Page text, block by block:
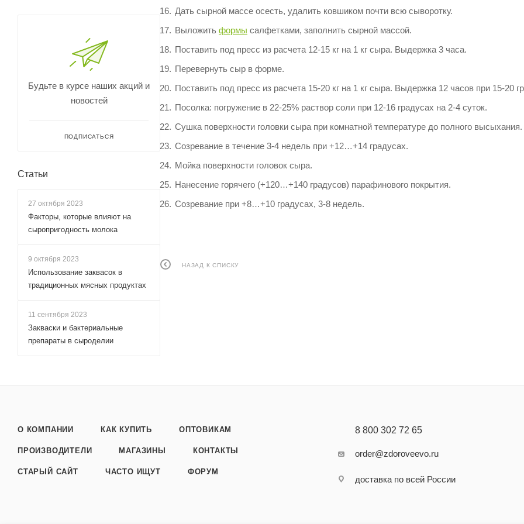
Дать сырной массе осесть, удалить ковшиком почти всю сыворотку.
Выложить формы салфетками, заполнить сырной массой.
Поставить под пресс из расчета 12-15 кг на 1 кг сыра. Выдержка 3 часа.
Перевернуть сыр в форме.
Поставить под пресс из расчета 15-20 кг на 1 кг сыра. Выдержка 12 часов при 15-20
Посолка: погружение в 22-25% раствор соли при 12-16 градусах на 2-4 суток.
Сушка поверхности головки сыра при комнатной температуре до полного высыхания.
Созревание в течение 3-4 недель при +12…+14 градусах.
Мойка поверхности головок сыра.
Нанесение горячего (+120…+140 градусов) парафинового покрытия.
Созревание при +8…+10 градусах, 3-8 недель.
НАЗАД К СПИСКУ
Будьте в курсе наших акций и
новостей
ПОДПИСАТЬСЯ
Статьи
27 октября 2023
Факторы, которые влияют на
сыропригодность молока
9 октября 2023
Использование заквасок в
традиционных мясных продуктах
11 сентября 2023
Закваски и бактериальные
препараты в сыроделии
О КОМПАНИИ КАК КУПИТЬ ОПТОВИКАМ
ПРОИЗВОДИТЕЛИ МАГАЗИНЫ КОНТАКТЫ
СТАРЫЙ САЙТ ЧАСТО ИЩУТ ФОРУМ
8 800 302 72 65
order@zdoroveevo.ru
доставка по всей России